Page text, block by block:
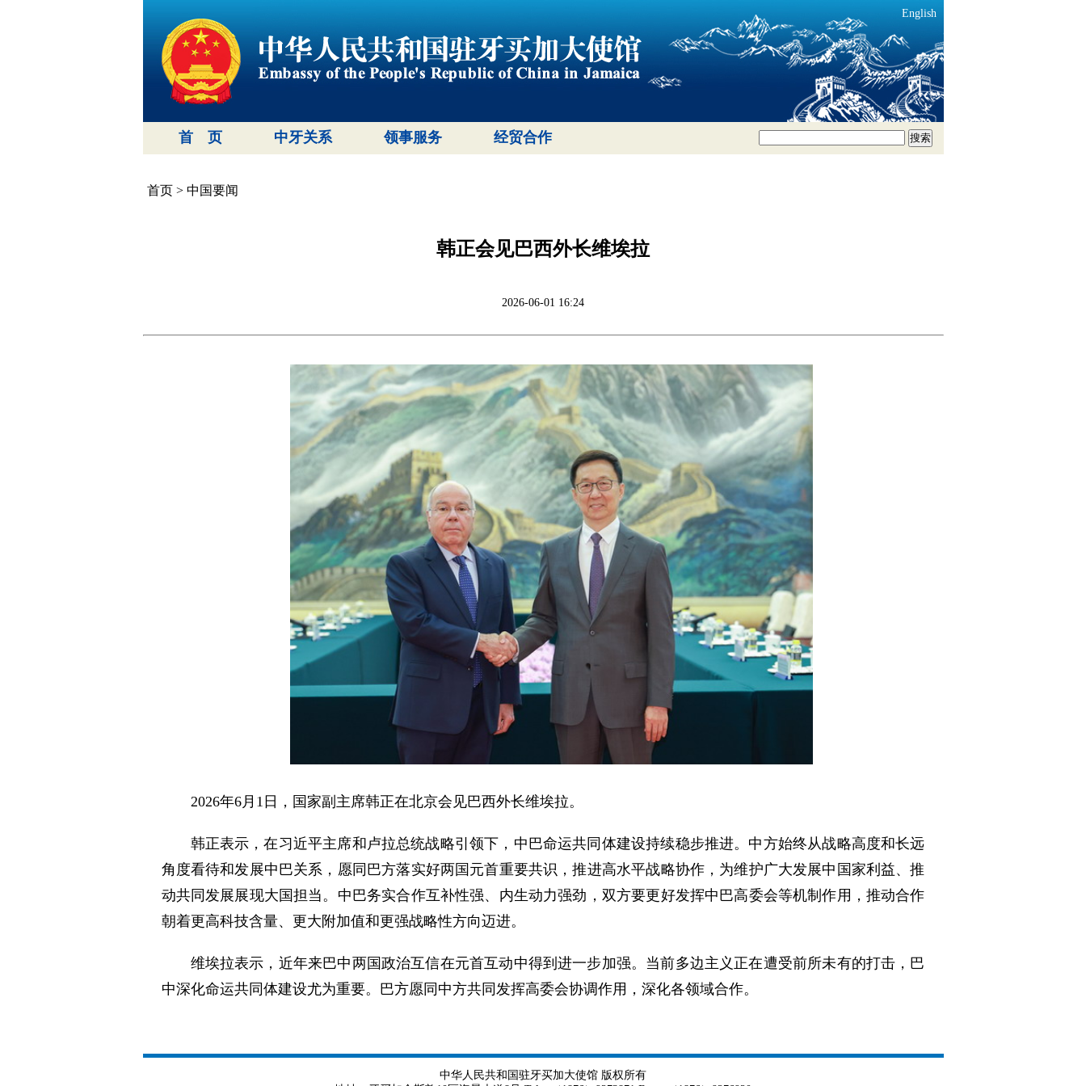
English
首 页 中牙关系 领事服务 经贸合作 搜索
首页> 中国要闻
韩正会见巴西外长维埃拉
2026-06-01 16:24
2026年6月1日，国家副主席韩正在北京会见巴西外长维埃拉。
韩正表示，在习近平主席和卢拉总统战略引领下，中巴命运共同体建设持续稳步推进。中方始终从战略高度和长远
角度看待和发展中巴关系，愿同巴方落实好两国元首重要共识，推进高水平战略协作，为维护广大发展中国家利益、推
动共同发展展现大国担当。中巴务实合作互补性强、内生动力强劲，双方要更好发挥中巴高委会等机制作用，推动合作
朝着更高科技含量、更大附加值和更强战略性方向迈进。
维埃拉表示，近年来巴中两国政治互信在元首互动中得到进一步加强。当前多边主义正在遭受前所未有的打击，巴
中深化命运共同体建设尤为重要。巴方愿同中方共同发挥高委会协调作用，深化各领域合作。
中华人民共和国驻牙买加大使馆 版权所有